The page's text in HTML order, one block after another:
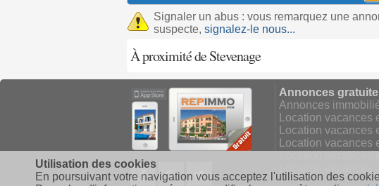
Signaler un abus : vous remarquez une
suspecte, signalez-le nous...
À proximité de Stevenage
Facebook
Annonces
Annonces
Location vacances
Location vacances
Location vacances
Utilisation des cookies
En poursuivant votre navigation vous acceptez l'utilisation des